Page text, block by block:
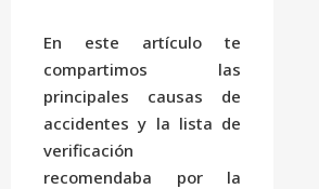
En este artículo te
compartimos las
principales causas de
accidentes y la lista de
verificación
recomendaba por la